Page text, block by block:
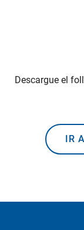
Descargue el
IR